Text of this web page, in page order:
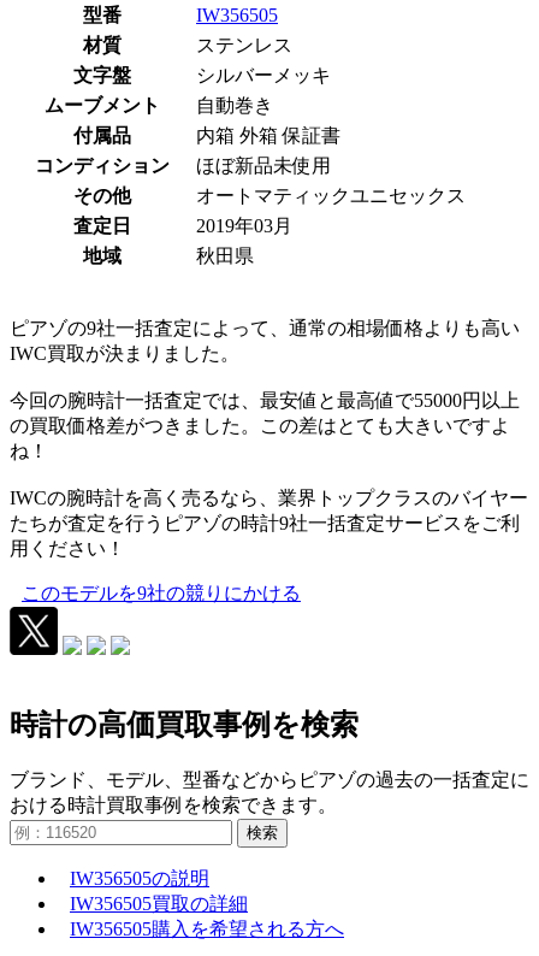
型番
IW356505
材質
ステンレス
文字盤
シルバーメッキ
ムーブメント
自動巻き
付属品
内箱 外箱 保証書
コンディション
ほぼ新品未使用
その他
オートマティックユニセックス
査定日
2019年03月
地域
秋田県
ピアゾの9社一括査定によって、通常の相場価格よりも高い
IWC買取が決まりました。
今回の腕時計一括査定では、最安値と最高値で55000円以上
の買取価格差がつきました。この差はとても大きいですよ
ね！
IWCの腕時計を高く売るなら、業界トップクラスのバイヤー
たちが査定を行うピアゾの時計9社一括査定サービスをご利
用ください！
このモデルを9社の競りにかける
時計の高価買取事例を検索
ブランド、モデル、型番などからピアゾの過去の一括査定に
おける時計買取事例を検索できます。
検索
IW356505の説明
IW356505買取の詳細
IW356505購入を希望される方へ